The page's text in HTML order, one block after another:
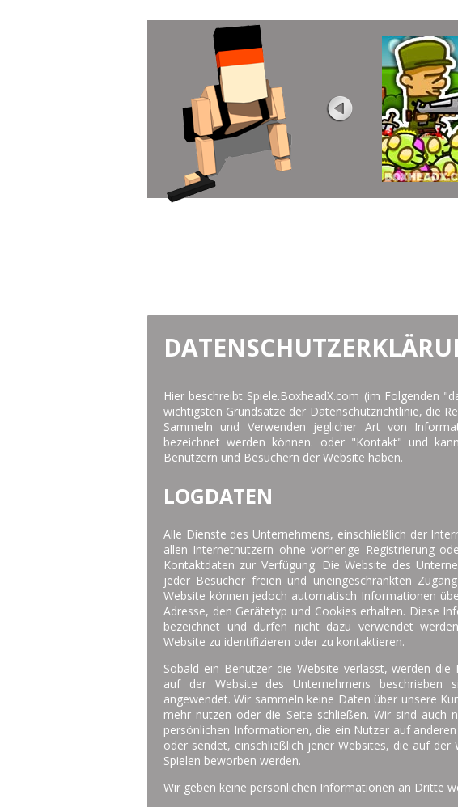
SCHULE
Bewertung
Treffen Sie den süßesten Zombie-Shooter,
den Sie je gesehen haben! Dieses Mal
werden Boxhead ...
JETZT SPIELEN
Hier beschreibt Spiele.BoxheadX.com (im Folgenden
wichtigsten Grundsätze der Datenschutzrichtlinie, die
Sammeln und Verwenden jeglicher Art von
bezeichnet werden können. oder "Kontakt" und
Benutzern und Besuchern der Website haben.
LOGDATEN
Alle Dienste des Unternehmens, einschließlich der
allen Internetnutzern ohne vorherige Registrierung
Kontaktdaten zur Verfügung. Die Website des
jeder Besucher freien und uneingeschränkten
Website können jedoch automatisch Informationen
Adresse, den Gerätetyp und Cookies erhalten. Diese
bezeichnet und dürfen nicht dazu verwendet
Website zu identifizieren oder zu kontaktieren.
Sobald ein Benutzer die Website verlässt, werden die
auf der Website des Unternehmens
angewendet. Wir sammeln keine Daten über unsere
mehr nutzen oder die Seite schließen. Wir sind auch
persönlichen Informationen, die ein Nutzer auf
oder sendet, einschließlich jener Websites, die auf
Spielen beworben werden.
Wir geben keine persönlichen Informationen an Dritte